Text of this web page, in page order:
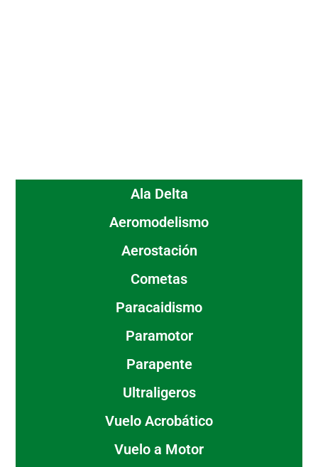
Ala Delta
Aeromodelismo
Aerostación
Cometas
Paracaidismo
Paramotor
Parapente
Ultraligeros
Vuelo Acrobático
Vuelo a Motor